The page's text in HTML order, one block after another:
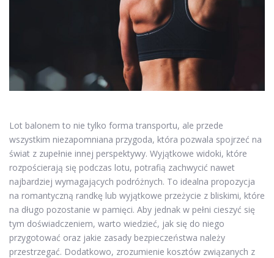
Lot balonem to nie tylko forma transportu, ale przede
wszystkim niezapomniana przygoda, która pozwala spojrzeć na
świat z zupełnie innej perspektywy. Wyjątkowe widoki, które
rozpościerają się podczas lotu, potrafią zachwycić nawet
najbardziej wymagających podróżnych. To idealna propozycja
na romantyczną randkę lub wyjątkowe przeżycie z bliskimi, które
na długo pozostanie w pamięci. Aby jednak w pełni cieszyć się
tym doświadczeniem, warto wiedzieć, jak się do niego
przygotować oraz jakie zasady bezpieczeństwa należy
przestrzegać. Dodatkowo, zrozumienie kosztów związanych z